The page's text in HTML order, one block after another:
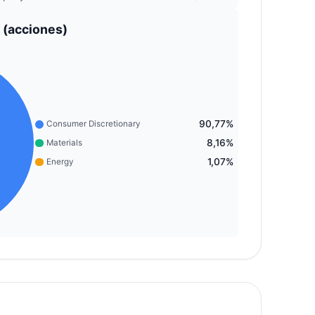
Consumer Discretionary 90,77%
Materials 8,16%
Energy 1,07%